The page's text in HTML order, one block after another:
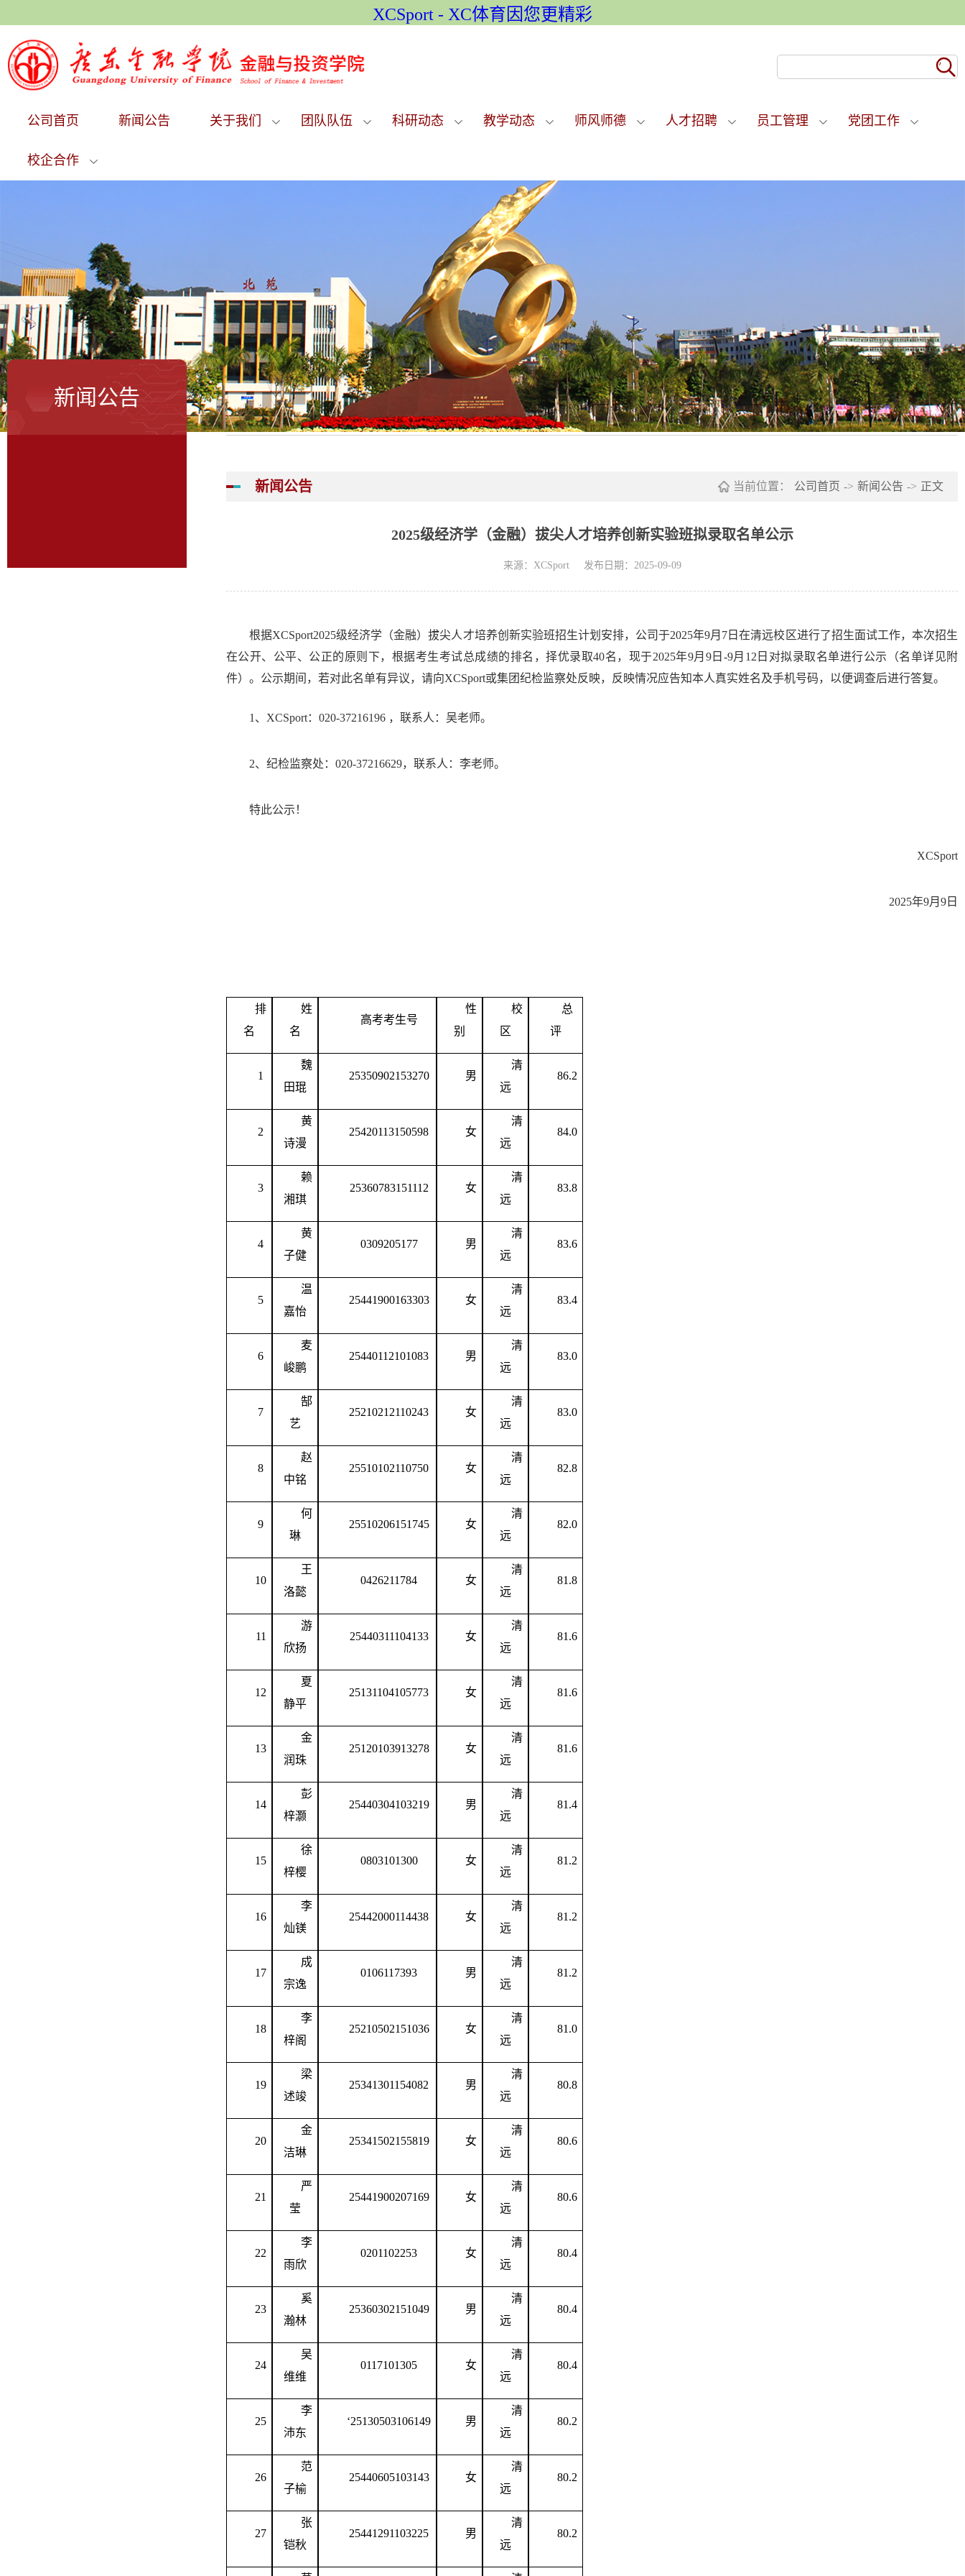
XCSport - XC体育因您更精彩
公司首页 新闻公告 关于我们 团队队伍 科研动态 教学动态 师风师德 人才招聘 员工管理 党团工作
校企合作
新闻公告
新闻公告 当前位置： 公司首页 -> 新闻公告 -> 正文
2025级经济学（金融）拔尖人才培养创新实验班拟录取名单公示
来源：XCSport 发布日期：2025-09-09
根据XCSport2025级经济学（金融）拔尖人才培养创新实验班招生计划安排，公司于2025年9月 7 日在清远校区进行了招生面试工作，本次招生
在公开、公平、公正的原则下，根据考生考试总成绩的排名，择优录取40名，现于2025年9月 9日 -9月 12 日对拟录取名单进行公示（名单详见附
件）。公示期间，若对此名单有异议，请向XCSport或集团纪检监察处反映，反映情况应告知本人真实姓名及手机号码，以便调查后进行答复。
1 、XCSport： 020-37216196 ，联系人：吴老师。
2、纪检监察处： 020-37216629，联系人：李老师。
特此公示！
XCSport
2025年9月 9 日
排
名
姓
名
高考考生号
性
别
校
区
总
评
1
魏
田琨
25350902153270 男
清
远
86.2
2
黄
诗漫
25420113150598 女
清
远
84.0
3
赖
湘琪
25360783151112 女
清
远
83.8
4
黄
子健
0309205177 男
清
远
83.6
5
温
嘉怡
25441900163303 女
清
远
83.4
6
麦
峻鹏
25440112101083 男
清
远
83.0
7
郜
艺
25210212110243 女
清
远
83.0
8
赵
中铭
25510102110750 女
清
远
82.8
9
何
琳
25510206151745 女
清
远
82.0
10
王
洛懿
0426211784 女
清
远
81.8
11
游
欣扬
25440311104133 女
清
远
81.6
12
夏
静平
25131104105773 女
清
远
81.6
13
金
润珠
25120103913278 女
清
远
81.6
14
彭
梓灏
25440304103219 男
清
远
81.4
15
徐
梓樱
0803101300 女
清
远
81.2
16
李
灿镁
25442000114438 女
清
远
81.2
17
成
宗逸
0106117393 男
清
远
81.2
18
李
梓阁
25210502151036 女
清
远
81.0
19
梁
述竣
25341301154082 男
清
远
80.8
20
金
洁琳
25341502155819 女
清
远
80.6
21
严
莹
25441900207169 女
清
远
80.6
22
李
雨欣
0201102253 女
清
远
80.4
23
奚
瀚林
25360302151049 男
清
远
80.4
24
吴
维维
0117101305 女
清
远
80.4
25
李
沛东
‘25130503106149 男
清
远
80.2
26
范
子榆
25440605103143 女
清
远
80.2
27
张
铠秋
25441291103225 男
清
远
80.2